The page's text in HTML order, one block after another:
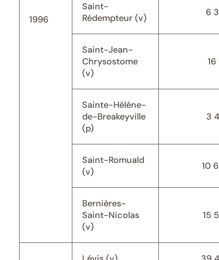
1996
Saint-
Rédempteur (v)
6
Saint-Jean-
Chrysostome
(v)
16
Sainte-Hélène-
de-Breakeyville
(p)
3
Saint-Romuald
(v)
10
Bernières-
Saint-Nicolas
(v)
15